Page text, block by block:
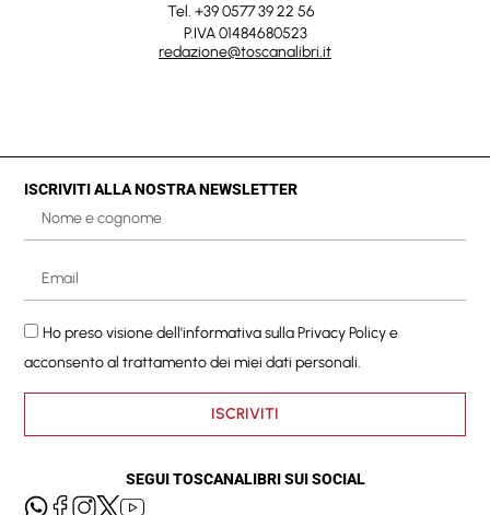
Tel. +39 0577 39 22 56
P.IVA 01484680523
redazione@toscanalibri.it
ISCRIVITI ALLA NOSTRA NEWSLETTER
Ho preso visione dell'informativa sullaPrivacy Policye
acconsento al trattamento dei miei dati personali.
ISCRIVITI
SEGUI TOSCANALIBRI SUI SOCIAL